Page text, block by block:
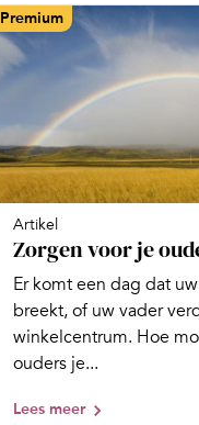
Premium
Artikel
Zorgen voor je
Er komt een dag dat
breekt, of uw vader
winkelcentrum. Hoe
ouders je...
Lees meer